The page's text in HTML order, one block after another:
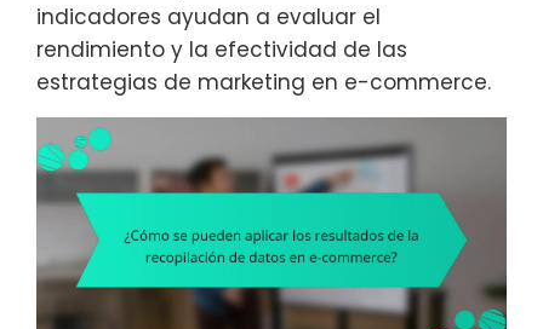
indicadores ayudan a evaluar el
rendimiento y la efectividad de las
estrategias de marketing en e-commerce.